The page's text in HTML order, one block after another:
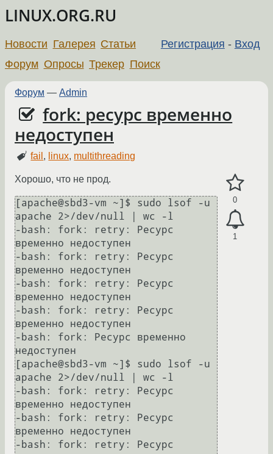
LINUX.ORG.RU
Регистрация - Вход
Новости Галерея Статьи
Форум Опросы Трекер Поиск
Форум — Admin
fork: ресурс временно
недоступен
fail , linux, multithreading
0
1
Хорошо, что не прод.
[apache@sbd3-vm ~]$ sudo lsof -u
apache 2>/dev/null | wc -l
-bash: fork: retry: Ресурс
временно недоступен
-bash: fork: retry: Ресурс
временно недоступен
-bash: fork: retry: Ресурс
временно недоступен
-bash: fork: retry: Ресурс
временно недоступен
-bash: fork: Ресурс временно
недоступен
[apache@sbd3-vm ~]$ sudo lsof -u
apache 2>/dev/null | wc -l
-bash: fork: retry: Ресурс
временно недоступен
-bash: fork: retry: Ресурс
временно недоступен
-bash: fork: retry: Ресурс